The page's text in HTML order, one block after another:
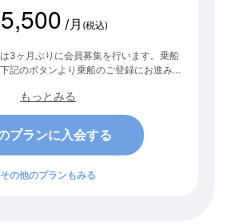
5,500 /月 (税込)
3ヶ月ぶりに会員募集を行います。乗船
記のボタンより乗船のご登録にお進みく
もっとみる
プランに入会する
その他のプランもみる